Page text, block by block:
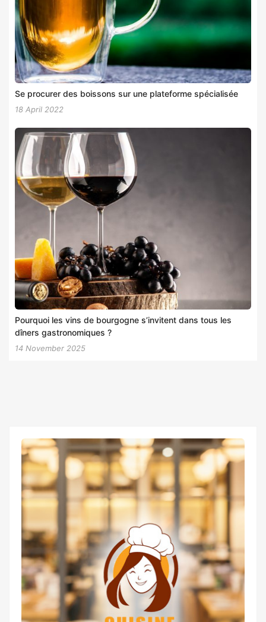
Se procurer des boissons sur une plateforme spécialisée
18 April 2022
Pourquoi les vins de bourgogne s’invitent dans tous les
dîners gastronomiques ?
14 November 2025